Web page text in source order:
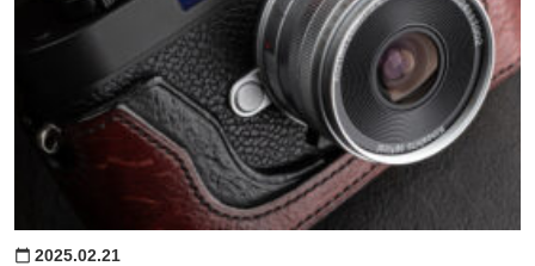
calendar_today 2025.02.21